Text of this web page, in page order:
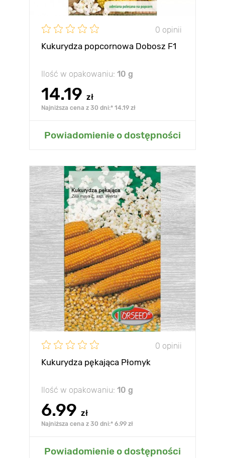
0 opinii
Kukurydza popcornowa Dobosz F1
Ilość w opakowaniu: 10 g
14.19 zł
Najniższa cena z 30 dni:* 14.19 zł
Powiadomienie o dostępności
0 opinii
Kukurydza pękająca Płomyk
Ilość w opakowaniu: 10 g
6.99 zł
Najniższa cena z 30 dni:* 6.99 zł
Powiadomienie o dostępności